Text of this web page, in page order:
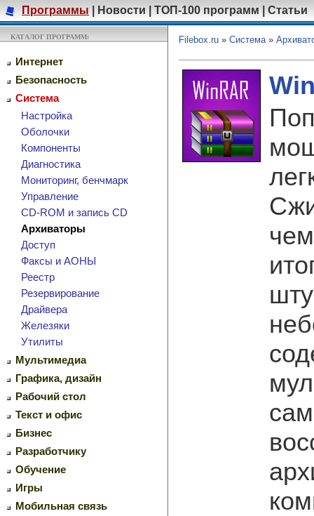
Программы Новости ТОП-100 программ Статьи
КАТАЛОГ ПРОГРАММ:
Интернет
Безопасность
Система
Настройка
Оболочки
Компоненты
Диагностика
Мониторинг, бенчмарк
Управление
CD-ROM и запись CD
Архиваторы
Доступ
Факсы и АОНЫ
Реестр
Резервирование
Драйвера
Железяки
Утилиты
Мультимедиа
Графика, дизайн
Рабочий стол
Текст и офис
Бизнес
Разработчику
Обучение
Игры
Мобильная связь
Filebox.ru » Система»